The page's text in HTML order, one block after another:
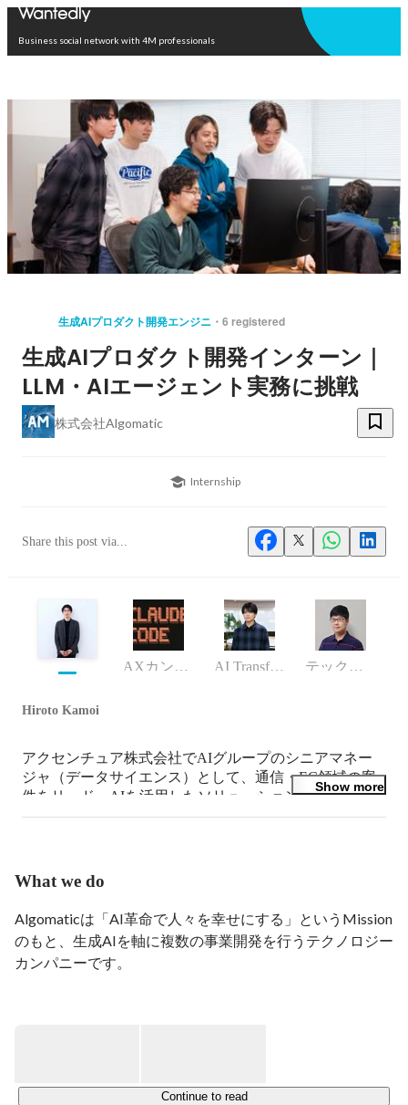
Business social network with 4M professionals
生成AIプロダクト開発エンジニ 6 registered
生成AIプロダクト開発インターン｜
LLM・AIエージェント実務に挑戦
株式会社Algomatic
Internship
Share this post via...
AXカンパニー AIエンジニア AI Transformation(AX)カンパニー Bizdev / エンジニア テックリード
Hiroto Kamoi
アクセンチュア株式会社でAIグループのシニアマネー
ジャ（データサイエンス）として、通信・EC領域の案
件をリード。AIを活用したソリューション開発やマー
ケティング分析、サービスグロース支援を担当。
用いて解決している。
Show more
What we do
Algomaticは「AI革命で人々を幸せにする」というMission
のもと、生成AIを軸に複数の事業開発を行うテクノロジー
カンパニーです。
す。また、各カンパニーの事業立ち上げを支援するため、
Continue to read